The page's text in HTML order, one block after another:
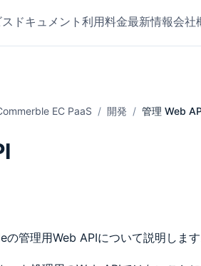
ドキュメント 利用料金最新情報会社
EC PaaS 開発 管理 Web
管理用Web APIについて説明します